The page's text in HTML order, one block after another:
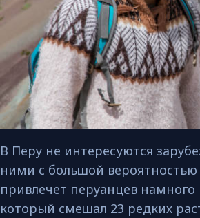
В Перу не интересуются
ними с большой
привлечет перуанцев
который смешал 23 редких